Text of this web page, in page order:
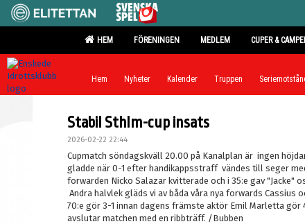
HEM FÖRENINGEN MEDLEM CUPER &
Hem Nyheter Kalender Truppen
Stabil Sthlm-cup insats
2026-02-22 22:44
Cupmatch söndagskväll 20.00 på Kanalplan är ingen
gladde när 0-1 efter handikappsstraff vändes till seger
forwarden Nicko Salazar kvitterade och i 35:e gav
Andra halvlek gläds vi av båda våra nya forwards Cassius
70:e gör 3-1 innan dagens främste aktör Emil Marletta
avslutar matchen med en ribbträff. /Bubben